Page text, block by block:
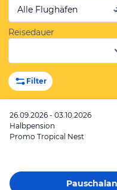
Alle Flughäfen
Reisedauer
Filter
26.09.2026 - 03.10.2026
Halbpension
Promo Tropical Nest